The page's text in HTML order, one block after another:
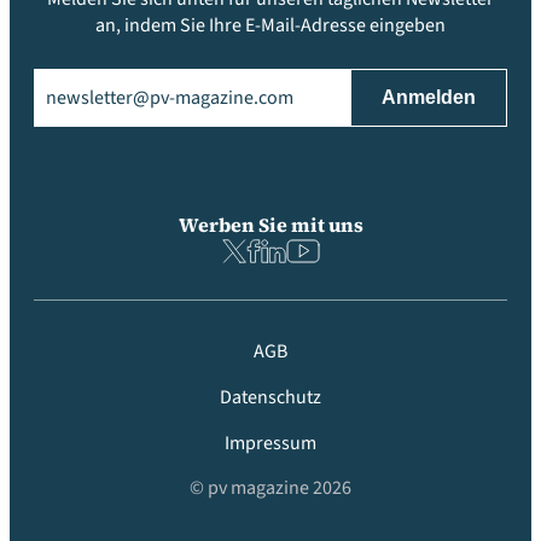
an, indem Sie Ihre E-Mail-Adresse eingeben
Werben Sie mit uns
AGB
Datenschutz
Impressum
© pv magazine 2026